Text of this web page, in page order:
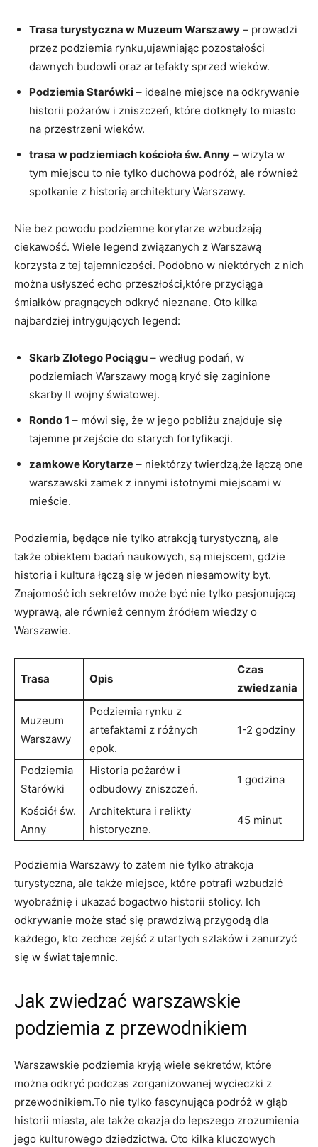
Trasa turystyczna w Muzeum Warszawy – prowadzi
przez podziemia rynku,ujawniając pozostałości
dawnych budowli oraz artefakty sprzed wieków.
Podziemia Starówki – idealne miejsce na odkrywanie
historii pożarów i zniszczeń, które dotknęły to miasto
na przestrzeni wieków.
trasa w podziemiach kościoła św. Anny – wizyta w
tym miejscu to nie tylko duchowa podróż, ale również
spotkanie z historią architektury Warszawy.
Nie bez powodu podziemne korytarze wzbudzają
ciekawość. Wiele legend związanych z Warszawą
korzysta z tej tajemniczości. Podobno w niektórych z nich
można usłyszeć echo przeszłości,które przyciąga
śmiałków pragnących odkryć nieznane. Oto kilka
najbardziej intrygujących legend:
Skarb Złotego Pociągu – według podań, w
podziemiach Warszawy mogą kryć się zaginione
skarby II wojny światowej.
Rondo 1 – mówi się, że w jego pobliżu znajduje się
tajemne przejście do starych fortyfikacji.
zamkowe Korytarze – niektórzy twierdzą,że łączą one
warszawski zamek z innymi istotnymi miejscami w
mieście.
Podziemia, będące nie tylko atrakcją turystyczną, ale
także obiektem badań naukowych, są miejscem, gdzie
historia i kultura łączą się w jeden niesamowity byt.
Znajomość ich sekretów może być nie tylko pasjonującą
wyprawą, ale również cennym źródłem wiedzy o
Warszawie.
Trasa Opis
Czas
zwiedzania
Muzeum
Warszawy
Podziemia rynku z
artefaktami z różnych
epok.
1-2 godziny
Podziemia
Starówki
Historia pożarów i
odbudowy zniszczeń.
1 godzina
Kościół św.
Anny
Architektura i relikty
historyczne.
45 minut
Podziemia Warszawy to zatem nie tylko atrakcja
turystyczna, ale także miejsce, które potrafi wzbudzić
wyobraźnię i ukazać bogactwo historii stolicy. Ich
odkrywanie może stać się prawdziwą przygodą dla
każdego, kto zechce zejść z utartych szlaków i zanurzyć
się w świat tajemnic.
Jak zwiedzać warszawskie
podziemia z przewodnikiem
Warszawskie podziemia kryją wiele sekretów, które
można odkryć podczas zorganizowanej wycieczki z
przewodnikiem.To nie tylko fascynująca podróż w głąb
historii miasta, ale także okazja do lepszego zrozumienia
jego kulturowego dziedzictwa. Oto kilka kluczowych